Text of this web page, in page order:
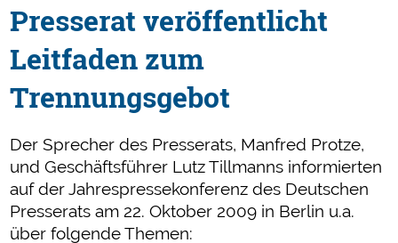
Presserat veröffentlicht
Leitfaden zum
Trennungsgebot
Der Sprecher des Presserats, Manfred Protze,
und Geschäftsführer Lutz Tillmanns informierten
auf der Jahrespressekonferenz des Deutschen
Presserats am 22. Oktober 2009 in Berlin u.a.
über folgende Themen: